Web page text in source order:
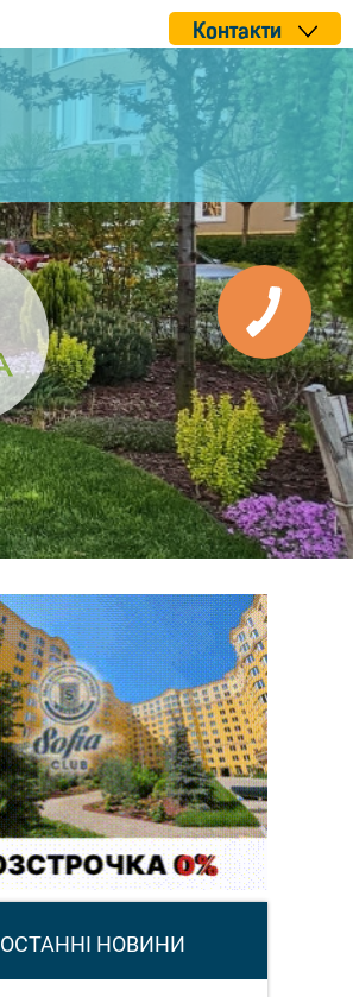
Контакти
ОСТАННІ НОВИНИ